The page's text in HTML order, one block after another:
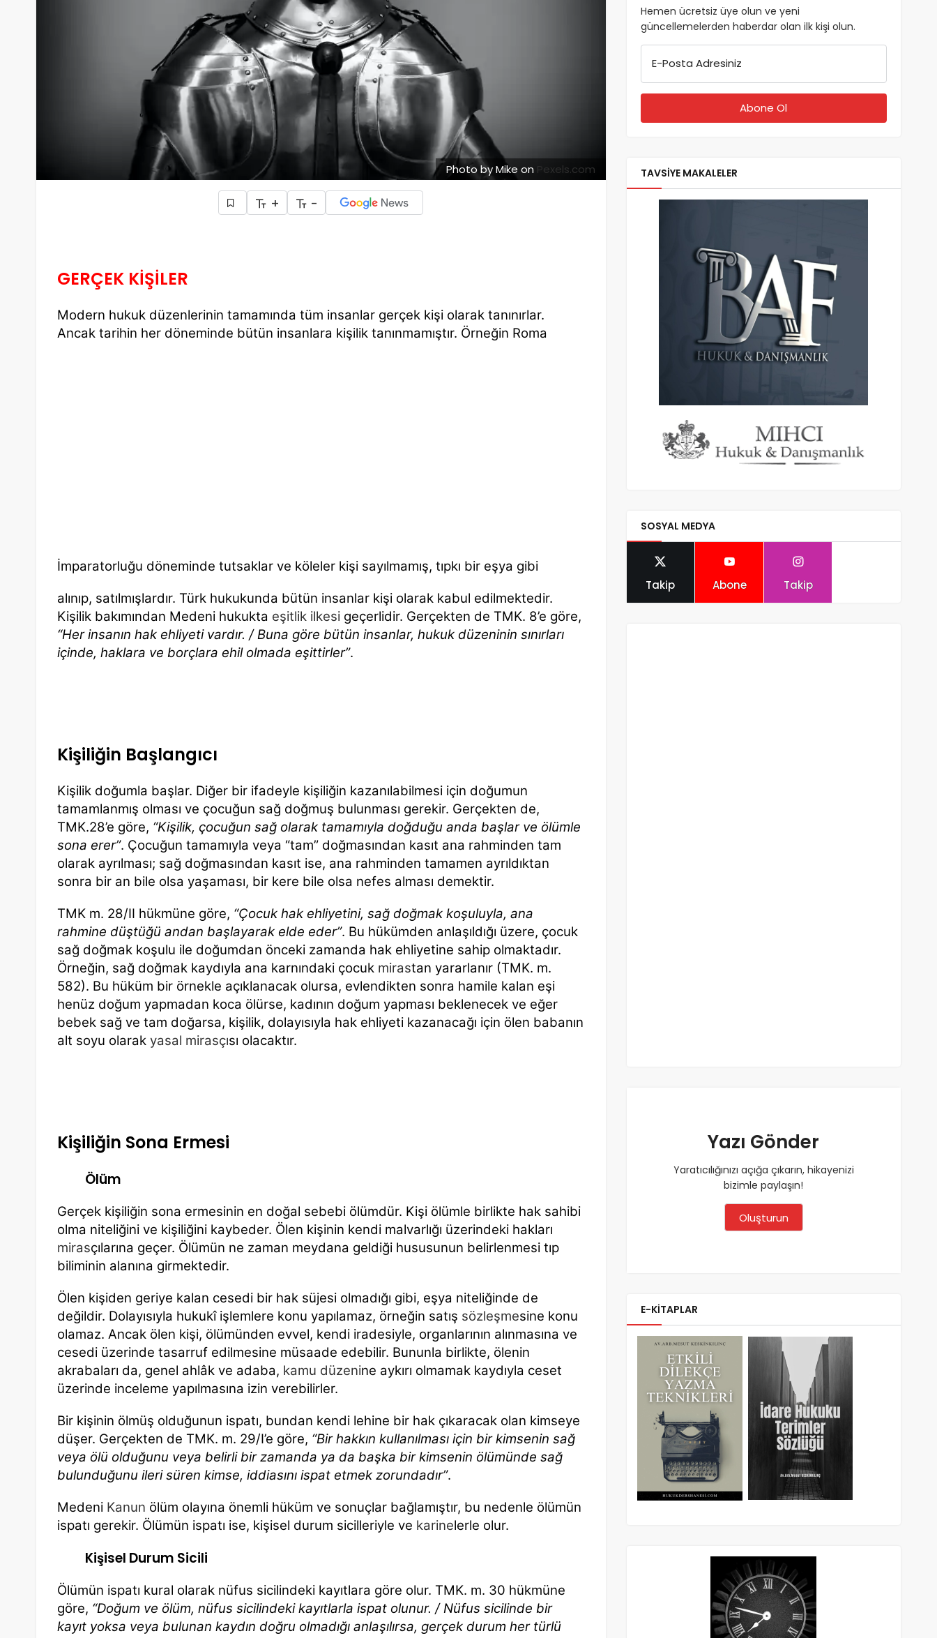
Photo by Mike on Pexels.com
+ -
GERÇEK KİŞİLER
Modern hukuk düzenlerinin tamamında tüm insanlar gerçek kişi olarak tanınırlar.
Ancak tarihin her döneminde bütün insanlara kişilik tanınmamıştır. Örneğin Roma
İmparatorluğu döneminde tutsaklar ve köleler kişi sayılmamış, tıpkı bir eşya gibi
alınıp, satılmışlardır. Türk hukukunda bütün insanlar kişi olarak kabul edilmektedir.
Kişilik bakımından Medeni hukukta eşitlik ilkesi geçerlidir. Gerçekten de TMK. 8’e göre,
“Her insanın hak ehliyeti vardır. / Buna göre bütün insanlar, hukuk düzeninin sınırları
içinde, haklara ve borçlara ehil olmada eşittirler”.
Kişiliğin Başlangıcı
Kişilik doğumla başlar. Diğer bir ifadeyle kişiliğin kazanılabilmesi için doğumun
tamamlanmış olması ve çocuğun sağ doğmuş bulunması gerekir. Gerçekten de,
TMK.28’e göre, “Kişilik, çocuğun sağ olarak tamamıyla doğduğu anda başlar ve ölümle
sona erer”. Çocuğun tamamıyla veya “tam” doğmasından kasıt ana rahminden tam
olarak ayrılması; sağ doğmasından kasıt ise, ana rahminden tamamen ayrıldıktan
sonra bir an bile olsa yaşaması, bir kere bile olsa nefes alması demektir.
TMK m. 28/II hükmüne göre, “Çocuk hak ehliyetini, sağ doğmak koşuluyla, ana
rahmine düştüğü andan başlayarak elde eder”. Bu hükümden anlaşıldığı üzere, çocuk
sağ doğmak koşulu ile doğumdan önceki zamanda hak ehliyetine sahip olmaktadır.
Örneğin, sağ doğmak kaydıyla ana karnındaki çocuk mirastan yararlanır (TMK. m.
582). Bu hüküm bir örnekle açıklanacak olursa, evlendikten sonra hamile kalan eşi
henüz doğum yapmadan koca ölürse, kadının doğum yapması beklenecek ve eğer
bebek sağ ve tam doğarsa, kişilik, dolayısıyla hak ehliyeti kazanacağı için ölen babanın
alt soyu olarak yasal mirasçısı olacaktır.
Kişiliğin Sona Ermesi
Ölüm
Gerçek kişiliğin sona ermesinin en doğal sebebi ölümdür. Kişi ölümle birlikte hak sahibi
olma niteliğini ve kişiliğini kaybeder. Ölen kişinin kendi malvarlığı üzerindeki hakları
mirasçılarına geçer. Ölümün ne zaman meydana geldiği hususunun belirlenmesi tıp
biliminin alanına girmektedir.
Ölen kişiden geriye kalan cesedi bir hak süjesi olmadığı gibi, eşya niteliğinde de
değildir. Dolayısıyla hukukî işlemlere konu yapılamaz, örneğin satış sözleşmesine konu
olamaz. Ancak ölen kişi, ölümünden evvel, kendi iradesiyle, organlarının alınmasına ve
cesedi üzerinde tasarruf edilmesine müsaade edebilir. Bununla birlikte, ölenin
akrabaları da, genel ahlâk ve adaba, kamu düzenine aykırı olmamak kaydıyla ceset
üzerinde inceleme yapılmasına izin verebilirler.
Bir kişinin ölmüş olduğunun ispatı, bundan kendi lehine bir hak çıkaracak olan kimseye
düşer. Gerçekten de TMK. m. 29/I’e göre, “Bir hakkın kullanılması için bir kimsenin sağ
veya ölü olduğunu veya belirli bir zamanda ya da başka bir kimsenin ölümünde sağ
bulunduğunu ileri süren kimse, iddiasını ispat etmek zorundadır”.
Medeni Kanun ölüm olayına önemli hüküm ve sonuçlar bağlamıştır, bu nedenle ölümün
ispatı gerekir. Ölümün ispatı ise, kişisel durum sicilleriyle ve karinelerle olur.
Kişisel Durum Sicili
Ölümün ispatı kural olarak nüfus sicilindeki kayıtlara göre olur. TMK. m. 30 hükmüne
göre, “Doğum ve ölüm, nüfus sicilindeki kayıtlarla ispat olunur. / Nüfus sicilinde bir
kayıt yoksa veya bulunan kaydın doğru olmadığı anlaşılırsa, gerçek durum her türlü
Hemen ücretsiz üye olun ve yeni
güncellemelerden haberdar olan ilk kişi olun.
E-Posta Adresiniz
TAVSİYE MAKALELER
SOSYAL MEDYA
Takip Abone Takip
Yazı Gönder
Yaratıcılığınızı açığa çıkarın, hikayenizi
bizimle paylaşın!
Oluşturun
E-KİTAPLAR